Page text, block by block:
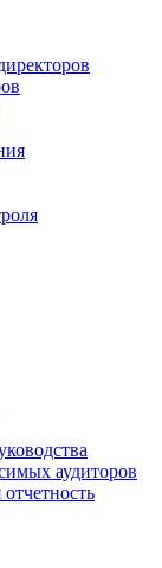
аудиторов